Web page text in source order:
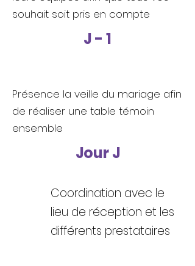
souhait soit pris en compte
J - 1
Présence la veille du mariage afin
de réaliser une table témoin
ensemble
Jour J
Coordination avec le
lieu de réception et les
différents prestataires